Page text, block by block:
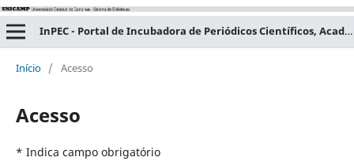
InPEC - Portal de Incubadora de Periódicos Científicos, Acadêmicos e Educacionais
Início / Acesso
Acesso
* Indica campo obrigatório